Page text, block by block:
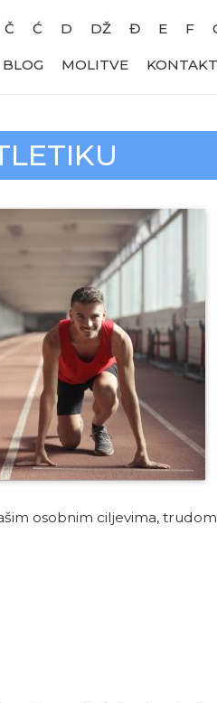
Č Ć D DŽ Đ E F
BLOG MOLITVE KONTAKT
osobnim ciljevima,